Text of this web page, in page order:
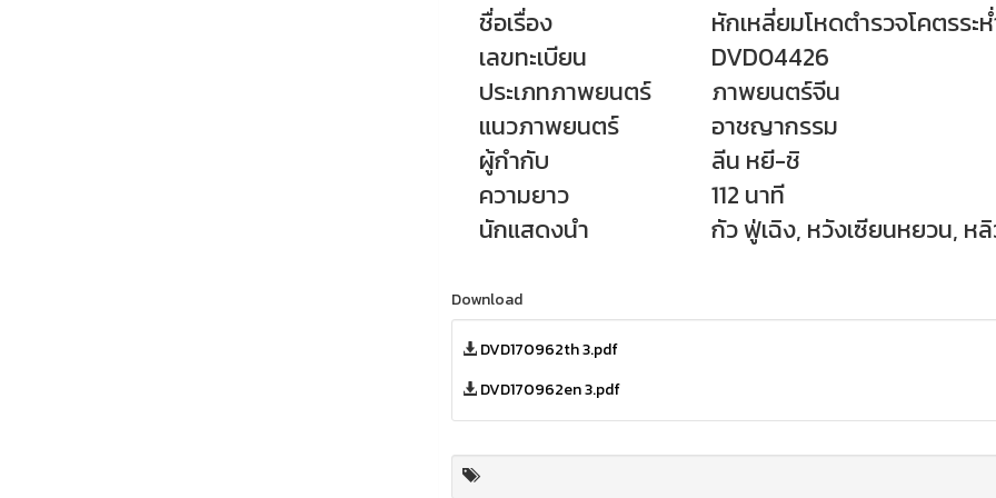
ชื่อเรื่อง
หักเหลี่ยมโหดตำรวจโคตรระ
เลขทะเบียน
DVD04426
ประเภทภาพยนตร์
ภาพยนตร์จีน
แนวภาพยนตร์
อาชญากรรม
ผู้กำกับ
ลีน หยี-ชิ
ความยาว
112 นาที
นักแสดงนำ
กัว ฟู่เฉิง, หวังเซียนหยวน, หลิ
Download
DVD170962th 3.pdf
DVD170962en 3.pdf